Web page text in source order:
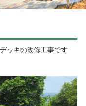
ッキの改修工事です